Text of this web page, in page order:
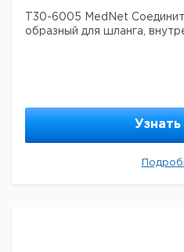
T30-6005 MedNet
образный для шланга,